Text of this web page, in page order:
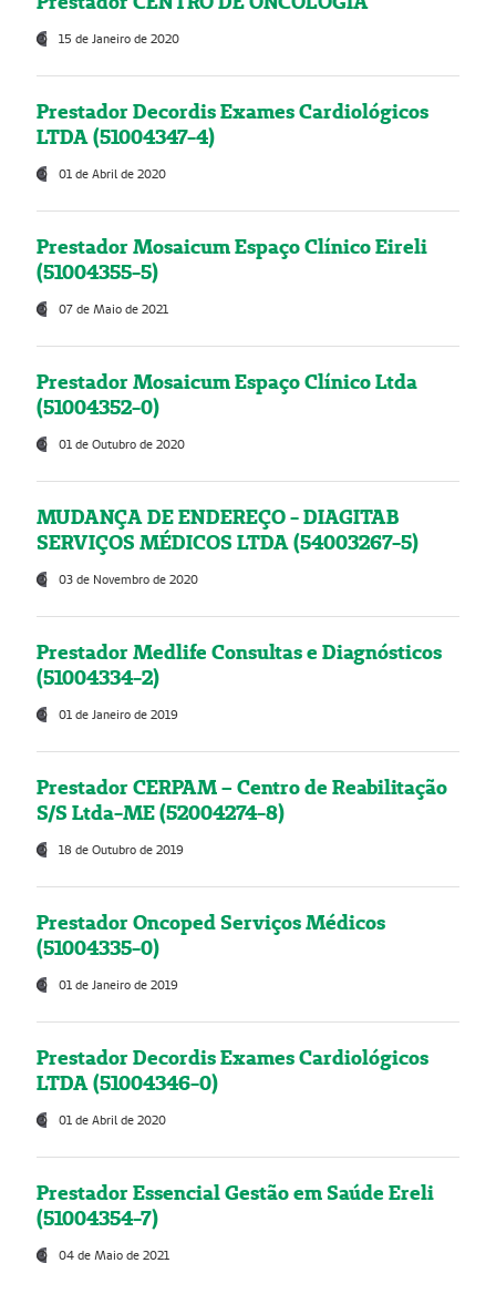
15 de Janeiro de 2020
Prestador Decordis Exames Cardiológicos
LTDA (51004347-4)
01 de Abril de 2020
Prestador Mosaicum Espaço Clínico Eireli
(51004355-5)
07 de Maio de 2021
Prestador Mosaicum Espaço Clínico Ltda
(51004352-0)
01 de Outubro de 2020
MUDANÇA DE ENDEREÇO - DIAGITAB
SERVIÇOS MÉDICOS LTDA (54003267-5)
03 de Novembro de 2020
Prestador Medlife Consultas e Diagnósticos
(51004334-2)
01 de Janeiro de 2019
Prestador CERPAM – Centro de Reabilitação
S/S Ltda-ME (52004274-8)
18 de Outubro de 2019
Prestador Oncoped Serviços Médicos
(51004335-0)
01 de Janeiro de 2019
Prestador Decordis Exames Cardiológicos
LTDA (51004346-0)
01 de Abril de 2020
Prestador Essencial Gestão em Saúde Ereli
(51004354-7)
04 de Maio de 2021